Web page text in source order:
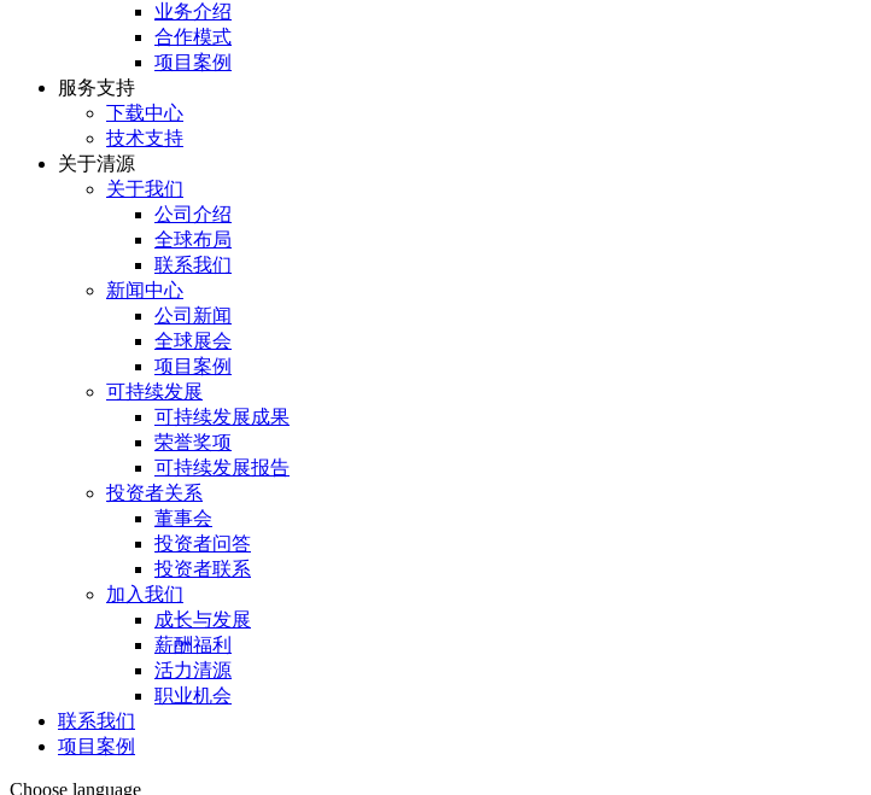
业务介绍
合作模式
项目案例
服务⽀持
下载中心
技术支持
关于清源
关于我们
公司介绍
全球布局
联系我们
新闻中心
公司新闻
全球展会
项目案例
可持续发展
可持续发展成果
荣誉奖项
可持续发展报告
投资者关系
董事会
投资者问答
投资者联系
加入我们
成长与发展
薪酬福利
活力清源
职业机会
联系我们
项目案例
Choose language